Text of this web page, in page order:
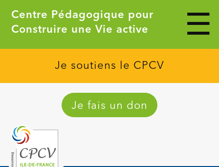
noter
Web
Centre Pédagogique pour
Construire une Vie active
Je soutiens le CPCV
Je fais un don